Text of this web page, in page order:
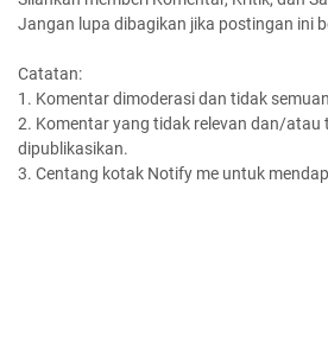
Jangan lupa dibagikan jika postingan ini
Catatan:
1. Komentar dimoderasi dan tidak
2. Komentar yang tidak relevan dan/atau
dipublikasikan.
3. Centang kotak Notify me untuk